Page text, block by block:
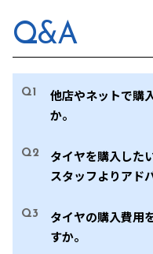
Q&A
Q1
他店やネットで購
か。
Q2
タイヤを購入した
スタッフよりアド
Q3
タイヤの購入費用
すか。